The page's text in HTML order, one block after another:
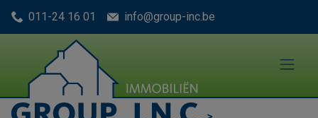
Menu overslaan en naar de inhoud gaan
011-24 16 01 info@group-inc.be